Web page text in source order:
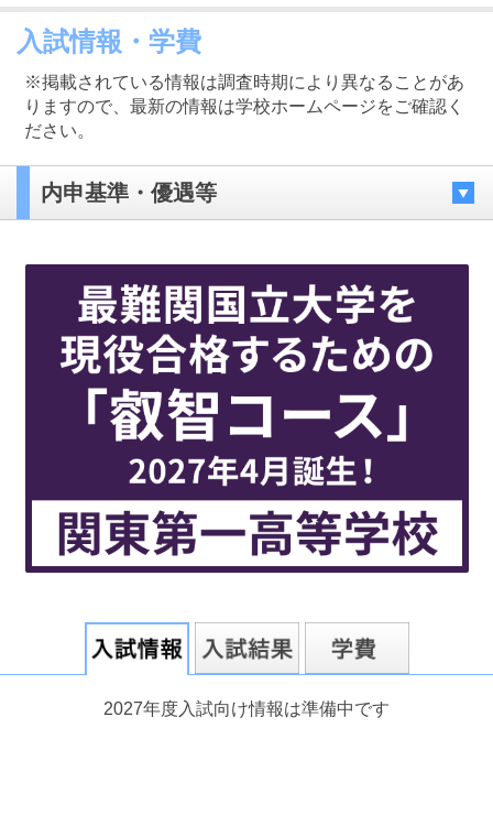
最近見た学校
西武台高等学校
ブックマークした学校
ブックマークした学校はありません
入試情報・学費
※掲載されている情報は調査時期により異なることがあ
りますので、最新の情報は学校ホームページをご確認く
ださい。
内申基準・優遇等
2027年度入試向け情報は準備中です